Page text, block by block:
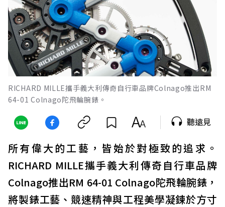
RICHARD MILLE攜手義大利傳奇自行車品牌Colnago推出RM
64-01 Colnago陀飛輪腕錶。
聽遠見
所有偉大的工藝，皆始於對極致的追求。
RICHARD MILLE攜手義大利傳奇自行車品牌
Colnago推出RM 64-01 Colnago陀飛輪腕錶，
將製錶工藝、競速精神與工程美學凝鍊於方寸